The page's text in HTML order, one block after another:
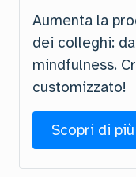
Aumenta la
dei colleghi:
mindfulness.
customizzato!
Scopri di più